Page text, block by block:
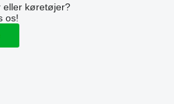
eller køretøjer?
os!